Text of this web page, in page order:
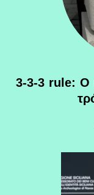
3-3-3 rule: Ο